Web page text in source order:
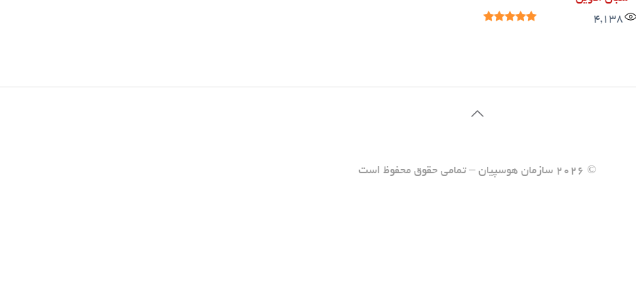
4,138
© ۲۰۲۶ سازمان هوسپیان – تمامی حقوق محفوظ است